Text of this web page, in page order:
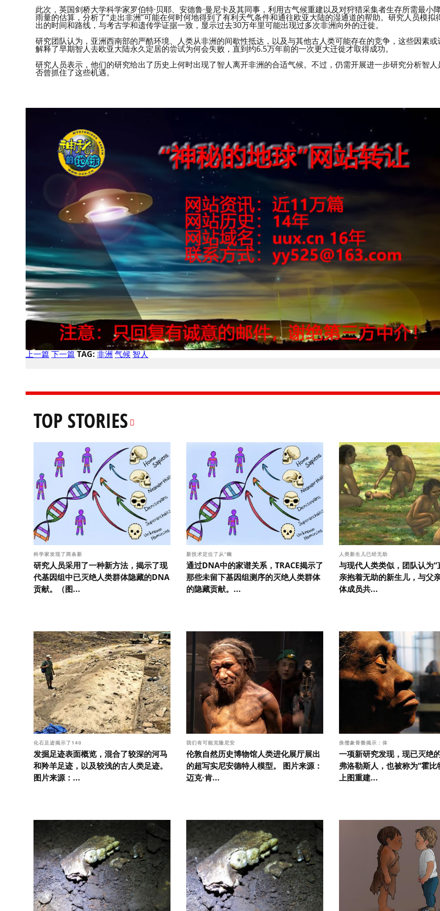
此次，英国剑桥大学科学家罗伯特·贝耶、安德鲁·曼尼卡及其同事，利用古气候重建以及对狩猎采集者生存所需最小
雨量的估算，分析了“走出非洲”可能在何时何地得到了有利天气条件和通往欧亚大陆的湿通道的帮助。研究人员模拟
出的时间和路线，与考古学和遗传学证据一致，显示过去30万年里可能出现过多次非洲向外的迁徙。
研究团队认为，亚洲西南部的严酷环境、人类从非洲的间歇性抵达，以及与其他古人类可能存在的竞争，这些因素或
解释了早期智人去欧亚大陆永久定居的尝试为何会失败，直到约6.5万年前的一次更大迁徙才取得成功。
研究人员表示，他们的研究给出了历史上何时出现了智人离开非洲的合适气候。不过，仍需开展进一步研究分析智人
否曾抓住了这些机遇。
上一篇下一篇TAG:非洲气候智人
TOP STORIES
科学家发现了两条新
研究人员采用了一种新方法，揭示了现
代基因组中已灭绝人类群体隐藏的DNA
贡献。（图...
新技术定位了从“幽
通过DNA中的家谱关系，TRACE揭示了
那些未留下基因组测序的灭绝人类群体
的隐藏贡献。...
人类新生儿已经无助
与现代人类类似，团队认为“
亲抱着无助的新生儿，与父
体成员共...
化石足迹揭示了140
发掘足迹表面概览，混合了较深的河马
和羚羊足迹，以及较浅的古人类足迹。
图片来源：...
我们有可能克隆尼安
伦敦自然历史博物馆人类进化展厅展出
的超写实尼安德特人模型。 图片来源：
迈克·肯...
侏儒象骨骼揭示：体
一项新研究发现，现已灭绝
弗洛勒斯人，也被称为“霍比
上图重建...